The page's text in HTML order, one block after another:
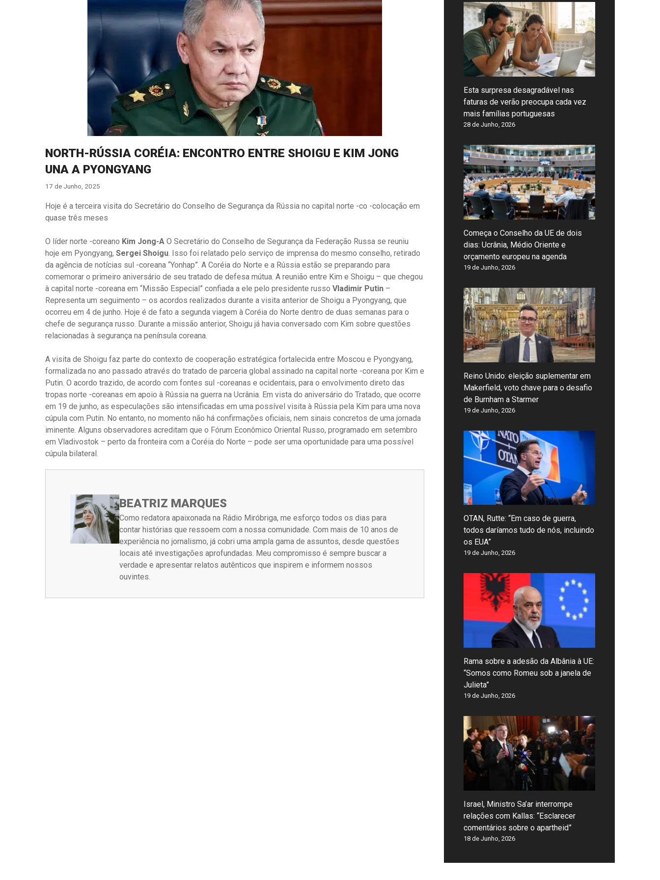
NORTH-RÚSSIA CORÉIA: ENCONTRO ENTRE SHOIGU E KIM JONG
UNA A PYONGYANG
17 de Junho, 2025
Hoje é a terceira visita do Secretário do Conselho de Segurança da Rússia no capital norte -co -colocação em
quase três meses
O líder norte -coreano Kim Jong-A O Secretário do Conselho de Segurança da Federação Russa se reuniu
hoje em Pyongyang, Sergei Shoigu. Isso foi relatado pelo serviço de imprensa do mesmo conselho, retirado
da agência de notícias sul -coreana “Yonhap”. A Coréia do Norte e a Rússia estão se preparando para
comemorar o primeiro aniversário de seu tratado de defesa mútua. A reunião entre Kim e Shoigu – que chegou
à capital norte -coreana em “Missão Especial” confiada a ele pelo presidente russo Vladimir Putin –
Representa um seguimento – os acordos realizados durante a visita anterior de Shoigu a Pyongyang, que
ocorreu em 4 de junho. Hoje é de fato a segunda viagem à Coréia do Norte dentro de duas semanas para o
chefe de segurança russo. Durante a missão anterior, Shoigu já havia conversado com Kim sobre questões
relacionadas à segurança na península coreana.
A visita de Shoigu faz parte do contexto de cooperação estratégica fortalecida entre Moscou e Pyongyang,
formalizada no ano passado através do tratado de parceria global assinado na capital norte -coreana por Kim e
Putin. O acordo trazido, de acordo com fontes sul -coreanas e ocidentais, para o envolvimento direto das
tropas norte -coreanas em apoio à Rússia na guerra na Ucrânia. Em vista do aniversário do Tratado, que ocorre
em 19 de junho, as especulações são intensificadas em uma possível visita à Rússia pela Kim para uma nova
cúpula com Putin. No entanto, no momento não há confirmações oficiais, nem sinais concretos de uma jornada
iminente. Alguns observadores acreditam que o Fórum Econômico Oriental Russo, programado em setembro
em Vladivostok – perto da fronteira com a Coréia do Norte – pode ser uma oportunidade para uma possível
cúpula bilateral.
BEATRIZ MARQUES
Como redatora apaixonada na Rádio Miróbriga, me esforço todos os dias para
contar histórias que ressoem com a nossa comunidade. Com mais de 10 anos de
experiência no jornalismo, já cobri uma ampla gama de assuntos, desde questões
locais até investigações aprofundadas. Meu compromisso é sempre buscar a
verdade e apresentar relatos autênticos que inspirem e informem nossos
ouvintes.
Esta surpresa desagradável nas
faturas de verão preocupa cada vez
mais famílias portuguesas
28 de Junho, 2026
Começa o Conselho da UE de dois
dias: Ucrânia, Médio Oriente e
orçamento europeu na agenda
19 de Junho, 2026
Reino Unido: eleição suplementar em
Makerfield, voto chave para o desafio
de Burnham a Starmer
19 de Junho, 2026
OTAN, Rutte: “Em caso de guerra,
todos daríamos tudo de nós, incluindo
os EUA”
19 de Junho, 2026
Rama sobre a adesão da Albânia à UE:
“Somos como Romeu sob a janela de
Julieta”
19 de Junho, 2026
Israel, Ministro Sa’ar interrompe
relações com Kallas: “Esclarecer
comentários sobre o apartheid”
18 de Junho, 2026